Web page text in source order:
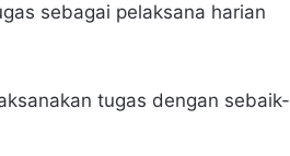
sebagai pelaksana harian
tugas dengan sebaik-